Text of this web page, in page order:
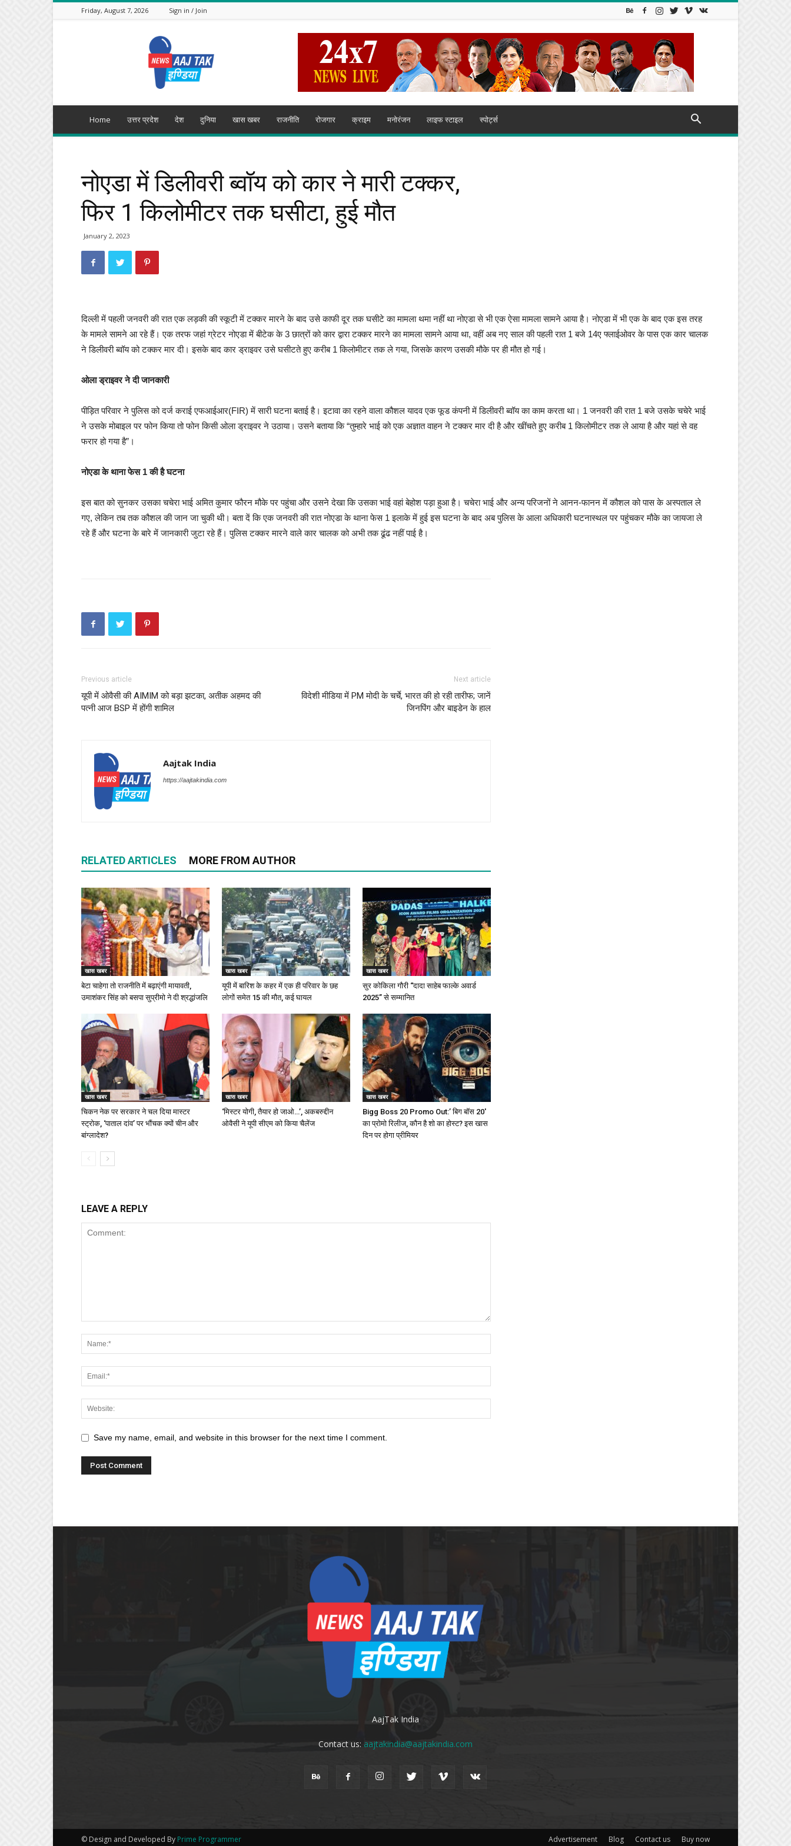
Friday, August 7, 2026 Sign in / Join
India
Home उत्तर प्रदेश देश दुनिया खास खबर राजनीति रोजगार क्राइम मनोरंजन लाइफ स्टाइल स्पोर्ट्स
नोएडा में डिलीवरी ब्वॉय को कार ने मारी टक्कर,
फिर 1 किलोमीटर तक घसीटा, हुई मौत
January 2, 2023
दिल्ली में पहली जनवरी की रात एक लड़की की स्कूटी में टक्कर मारने के बाद उसे काफी दूर तक घसीटे का मामला थमा नहीं था नोएडा से भी एक ऐसा मामला सामने आया है। नोएडा में भी एक के बाद एक इस तरह
के मामले सामने आ रहे हैं। एक तरफ जहां ग्रेटर नोएडा में बीटेक के 3 छात्रों को कार द्वारा टक्कर मारने का मामला सामने आया था, वहीं अब नए साल की पहली रात 1 बजे 14ए फ्लाईओवर के पास एक कार चालक
ने डिलीवरी ब्वॉय को टक्कर मार दी। इसके बाद कार ड्राइवर उसे घसीटते हुए करीब 1 किलोमीटर तक ले गया, जिसके कारण उसकी मौके पर ही मौत हो गई।
ओला ड्राइवर ने दी जानकारी
पीड़ित परिवार ने पुलिस को दर्ज कराई एफआईआर(FIR) में सारी घटना बताई है। इटावा का रहने वाला कौशल यादव एक फूड कंपनी में डिलीवरी ब्वॉय का काम करता था। 1 जनवरी की रात 1 बजे उसके चचेरे भाई
ने उसके मोबाइल पर फोन किया तो फोन किसी ओला ड्राइवर ने उठाया। उसने बताया कि “तुम्हारे भाई को एक अज्ञात वाहन ने टक्कर मार दी है और खींचते हुए करीब 1 किलोमीटर तक ले आया है और यहां से वह
फरार हो गया है”।
नोएडा के थाना फेस 1 की है घटना
इस बात को सुनकर उसका चचेरा भाई अमित कुमार फौरन मौके पर पहुंचा और उसने देखा कि उसका भाई वहां बेहोश पड़ा हुआ है। चचेरा भाई और अन्य परिजनों ने आनन-फानन में कौशल को पास के अस्पताल ले
गए, लेकिन तब तक कौशल की जान जा चुकी थी। बता दें कि एक जनवरी की रात नोएडा के थाना फेस 1 इलाके में हुई इस घटना के बाद अब पुलिस के आला अधिकारी घटनास्थल पर पहुंचकर मौके का जायजा ले
रहे हैं और घटना के बारे में जानकारी जुटा रहे हैं। पुलिस टक्कर मारने वाले कार चालक को अभी तक ढूंढ नहीं पाई है।
Previous article
यूपी में ओवैसी की AIMIM को बड़ा झटका, अतीक अहमद की
पत्नी आज BSP में होंगी शामिल
Next article
विदेशी मीडिया में PM मोदी के चर्चे, भारत की हो रही तारीफ; जानें
जिनपिंग और बाइडेन के हाल
Aajtak India
https://aajtakindia.com
RELATED ARTICLES MORE FROM AUTHOR
खास खबर
बेटा चाहेगा तो राजनीति में बढ़ाएंगी मायावती,
उमाशंकर सिंह को बसपा सुप्रीमो ने दी श्रद्धांजलि
खास खबर
यूपी में बारिश के कहर में एक ही परिवार के छह
लोगों समेत 15 की मौत, कई घायल
खास खबर
सुर कोकिला गौरी “दादा साहेब फाल्के अवार्ड
2025” से सम्मानित
खास खबर
चिकन नेक पर सरकार ने चल दिया मास्टर
स्ट्रोक, ‘पाताल दांव’ पर भौंचक क्यों चीन और
बांग्लादेश?
खास खबर
‘मिस्टर योगी, तैयार हो जाओ…’, अकबरुद्दीन
ओवैसी ने यूपी सीएम को किया चैलेंज
खास खबर
Bigg Boss 20 Promo Out:’ बिग बॉस 20′
का प्रोमो रिलीज, कौन है शो का होस्ट? इस खास
दिन पर होगा प्रीमियर
LEAVE A REPLY
Save my name, email, and website in this browser for the next time I comment.
AajTak India
Contact us: aajtakindia@aajtakindia.com
Advertisement Blog Contact us Buy now
© Design and Developed By Prime Programmer